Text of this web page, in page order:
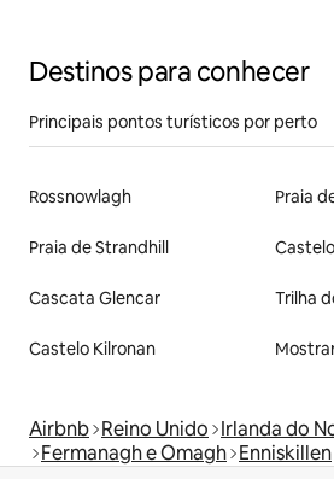
Destinos para conhecer
Principais pontos turísticos por perto
Rossnowlagh Praia
Praia de Strandhill
Cascata Glencar Trilha
Castelo Kilronan
Airbnb Reino Unido Irlanda do
Fermanagh e Omagh Enniskillen